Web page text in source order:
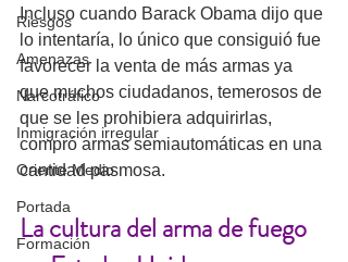
Riesgos
Amenazas
Narcotráfico
Inmigración irregular
Oriente Medio
Portada
Formación
Incluso cuando Barack Obama dijo que
lo intentaría, lo único que consiguió fue
favorecer la venta de más armas ya
que muchos ciudadanos, temerosos de
que se les prohibiera adquirirlas,
compró armas semiautomáticas en una
cantidad pasmosa.
La cultura del arma de fuego